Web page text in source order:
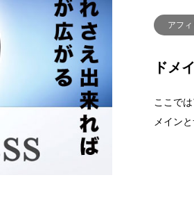
アフィ
ドメ
ここで
メイン